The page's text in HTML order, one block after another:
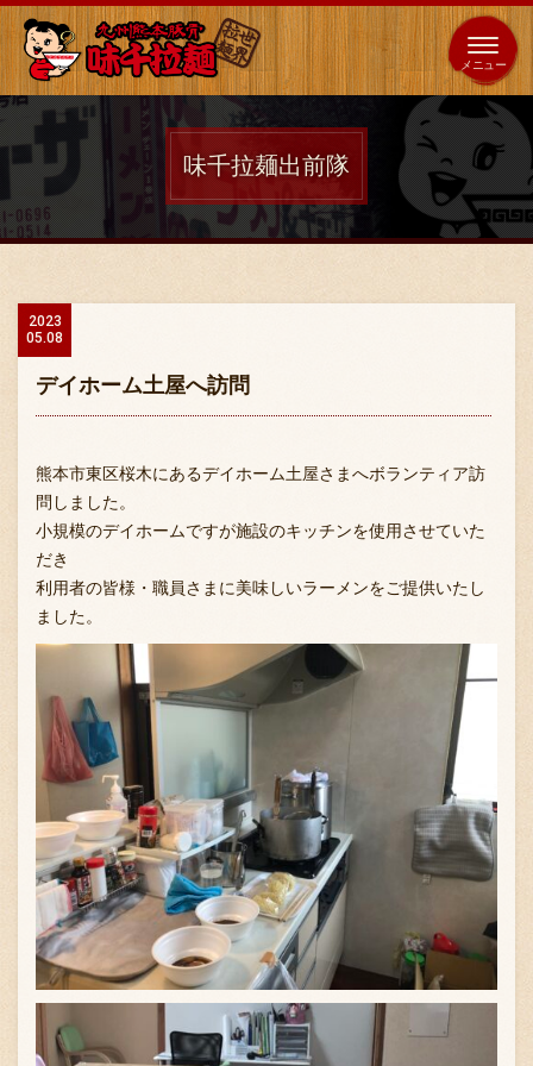
全国
展開 海外 653 店 64 店
ホーム
味千の取り組み
ブランド一覧
FC加盟店募集
会社案内
お知らせ
味千拉麺出前隊
2023
05.08
デイホーム土屋へ訪問
熊本市東区桜木にあるデイホーム土屋さまへボランティア訪
問しました。
小規模のデイホームですが施設のキッチンを使用させていた
だき
利用者の皆様・職員さまに美味しいラーメンをご提供いたし
ました。